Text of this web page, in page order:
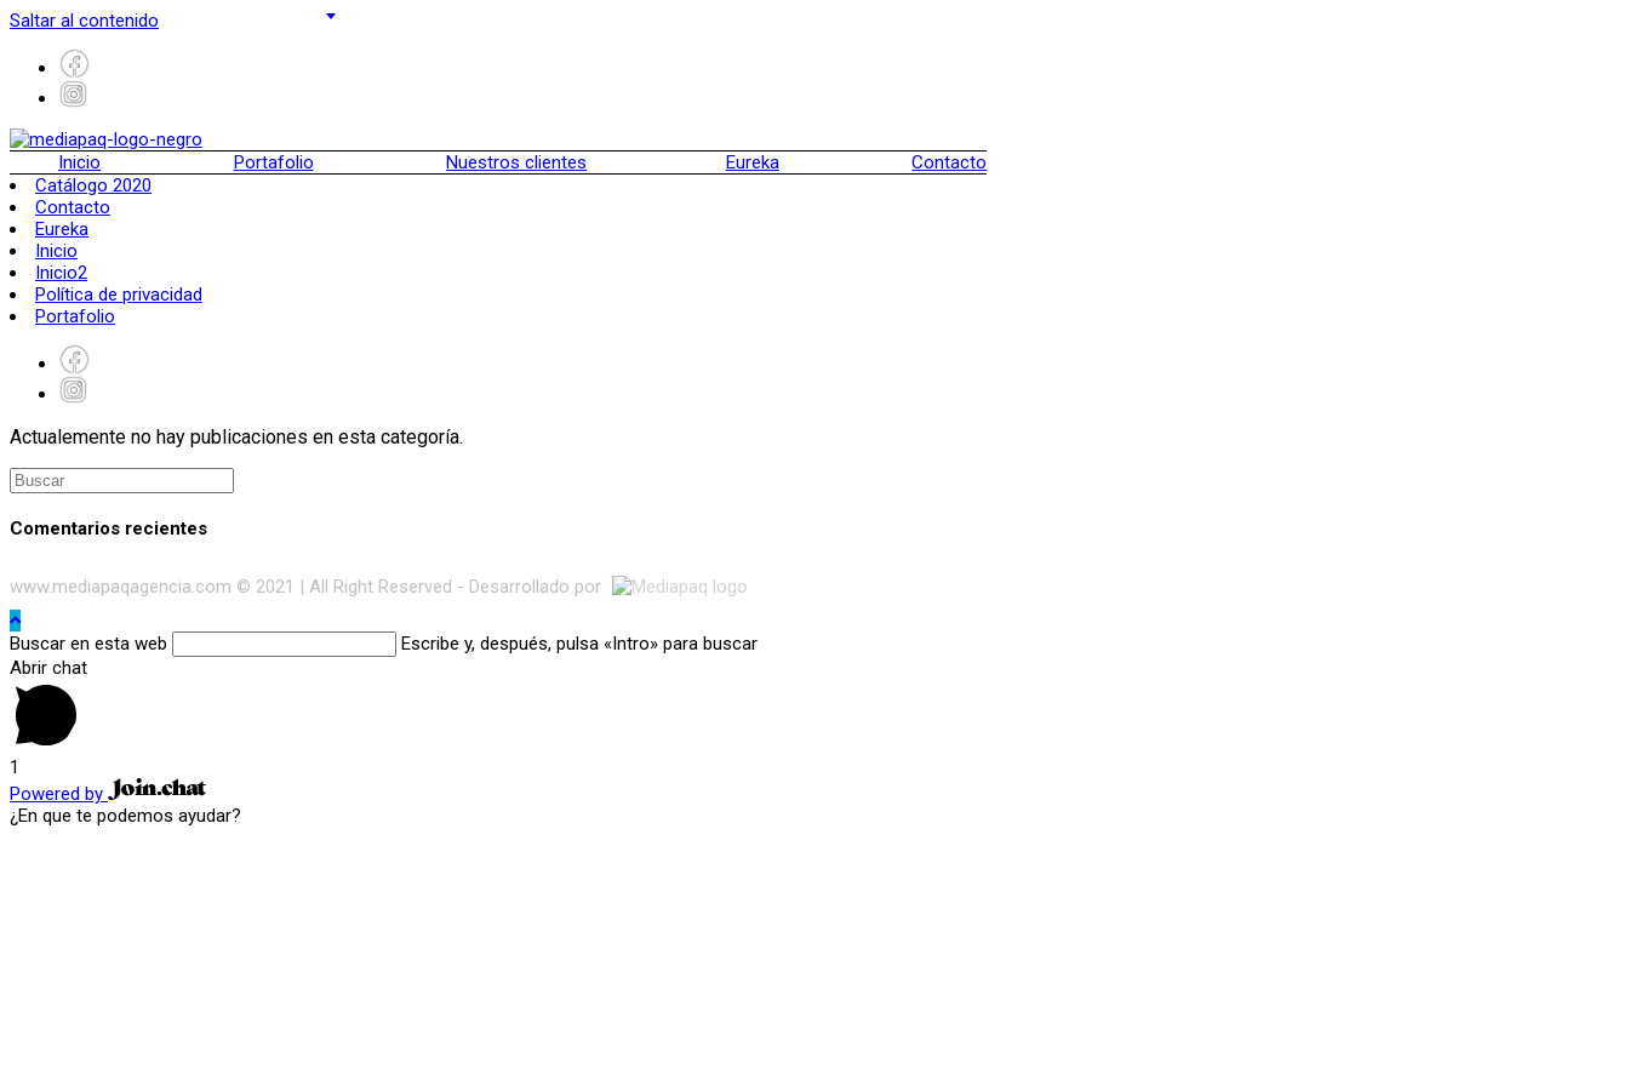
Saltar al contenido
Inicio Portafolio Nuestros clientes Eureka
Contacto
Catálogo 2020
Contacto
Eureka
Inicio
Inicio2
Política de privacidad
Portafolio
Actualemente no hay publicaciones en esta categoría.
Comentarios recientes
www.mediapaqagencia.com © 2021 | All Right Reserved - Desarrollado por
Buscar en esta web
Escribe y, después, pulsa «Intro» para buscar
Abrir chat
1
Powered by
¿En que te podemos ayudar?